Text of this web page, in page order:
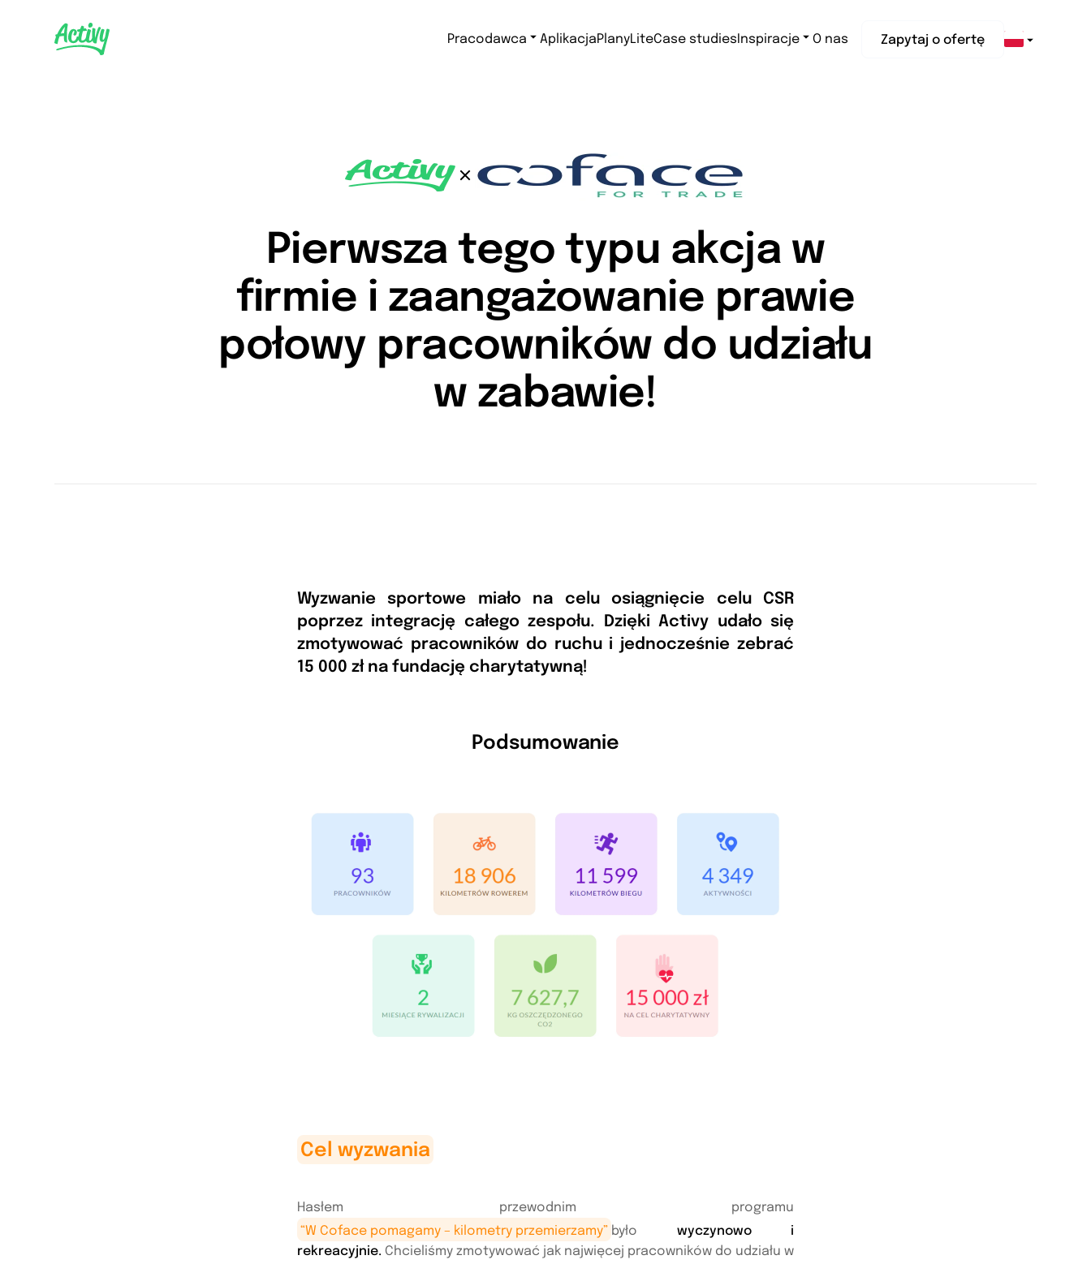
Pracodawca AplikacjaPlanyLiteCase studies Inspiracje O nas Zapytaj o ofertę
Pierwsza tego typu akcja w
firmie i zaangażowanie prawie
połowy pracowników do udziału
w zabawie!
Wyzwanie sportowe miało na celu osiągnięcie celu CSR
poprzez integrację całego zespołu. Dzięki Activy udało się
zmotywować pracowników do ruchu i jednocześnie zebrać
15 000 zł na fundację charytatywną!
Podsumowanie
Cel wyzwania
Hasłem przewodnim programu
“W Coface pomagamy – kilometry przemierzamy” było wyczynowo i
rekreacyjnie. Chcieliśmy zmotywować jak najwięcej pracowników do udziału w